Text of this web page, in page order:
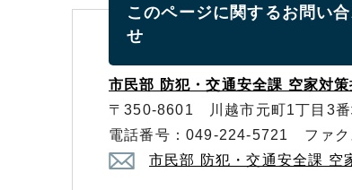
このページに関するお問い
せ
市民部 防犯・交通安全課 空家対策
〒350-8601 川越市元町1丁目3番
電話番号：049-224-5721 ファ
市民部 防犯・交通安全課 空